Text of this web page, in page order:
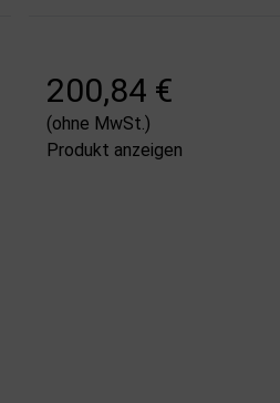
200,84 €
(ohne MwSt.)
Produkt anzeigen